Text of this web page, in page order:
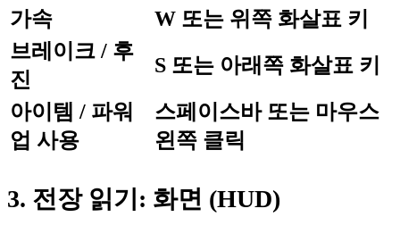
가속
W 또는 위쪽 화살표 키
브레이크 / 후
진
S 또는 아래쪽 화살표 키
아이템 / 파워
업 사용
스페이스바 또는 마우스
왼쪽 클릭
3. 전장 읽기: 화면 (HUD)